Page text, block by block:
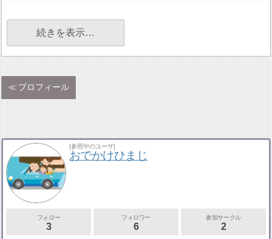
続きを表示…
プロフィール
[参照中のユーザ]
おでかけひまじ
フォロー
3
フォロワー
6
参加サークル
2